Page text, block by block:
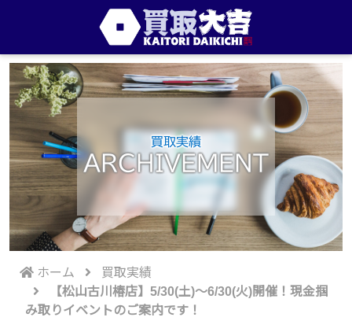
買取実績
ARCHIVEMENT
ホーム
買取実績
【松山古川椿店】5/30(土)～6/30(火)開催！現金掴
み取りイベントのご案内です！